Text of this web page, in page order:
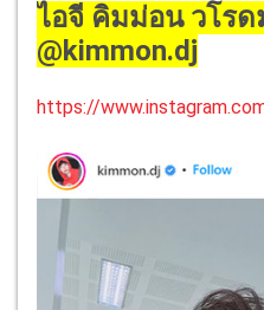
ไอจี คิมม่อน วโร
@kimmon.dj
https://